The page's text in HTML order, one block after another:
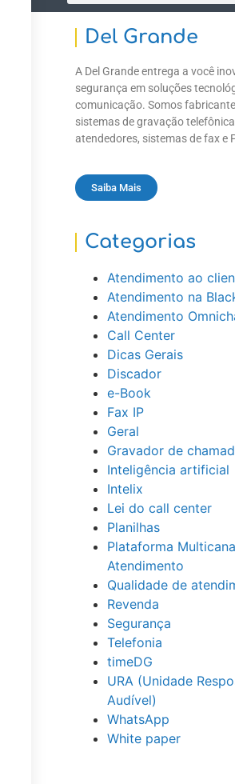
Del Grande
A Del Grande entrega a você
segurança em soluções
comunicação. Somos
sistemas de gravação
atendedores, sistemas de fax e
Saiba Mais
Categorias
Atendimento ao
Atendimento na
Atendimento
Call Center
Dicas Gerais
Discador
e-Book
Fax IP
Geral
Gravador de
Inteligência artificial
Intelix
Lei do call center
Planilhas
Plataforma
Atendimento
Qualidade de
Revenda
Segurança
Telefonia
timeDG
URA (Unidade
Audível)
WhatsApp
White paper